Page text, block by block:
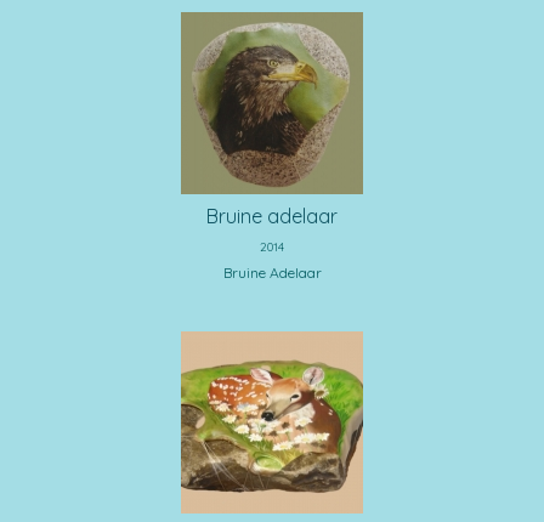
Bruine adelaar
2014
Bruine Adelaar